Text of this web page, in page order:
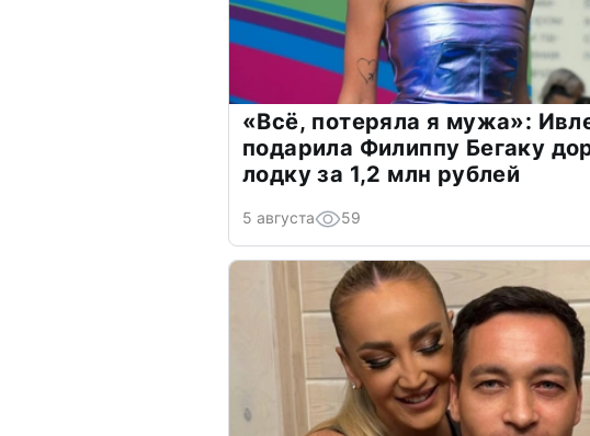
«Всё, потеряла я мужа»:
подарила Филиппу Бегаку
лодку за 1,2 млн рублей
5 августа 59